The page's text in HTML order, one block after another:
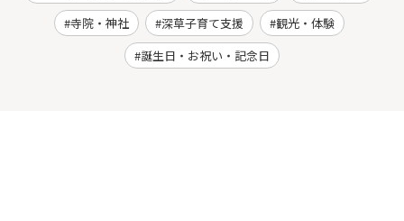
寺院・神社
深草子育て支援
観光・体験
誕生日・お祝い・記念日